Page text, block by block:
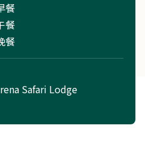
餐
餐
餐
Safari Lodge